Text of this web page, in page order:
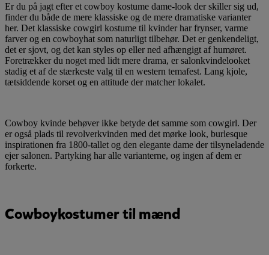
Er du på jagt efter et cowboy kostume dame-look der skiller sig ud,
finder du både de mere klassiske og de mere dramatiske varianter
her. Det klassiske cowgirl kostume til kvinder har frynser, varme
farver og en cowboyhat som naturligt tilbehør. Det er genkendeligt,
det er sjovt, og det kan styles op eller ned afhængigt af humøret.
Foretrækker du noget med lidt mere drama, er salonkvindelooket
stadig et af de stærkeste valg til en western temafest. Lang kjole,
tætsiddende korset og en attitude der matcher lokalet.
Cowboy kvinde behøver ikke betyde det samme som cowgirl. Der
er også plads til revolverkvinden med det mørke look, burlesque
inspirationen fra 1800-tallet og den elegante dame der tilsyneladende
ejer salonen. Partyking har alle varianterne, og ingen af dem er
forkerte.
Cowboykostumer til mænd